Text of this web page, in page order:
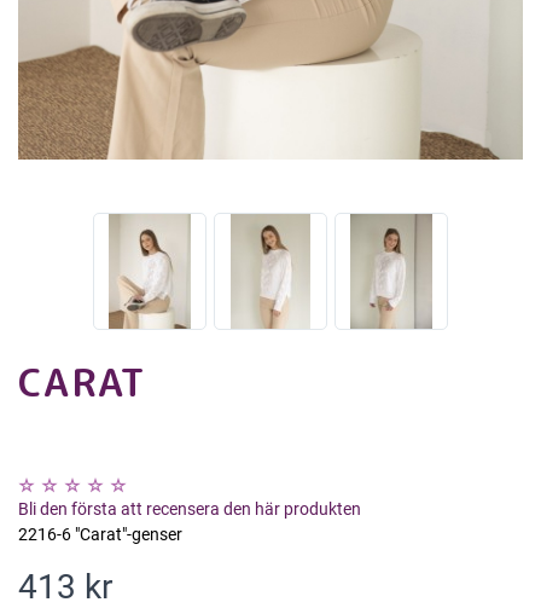
CARAT
Bli den första att recensera den här produkten
2216-6 "Carat"-genser
413 kr